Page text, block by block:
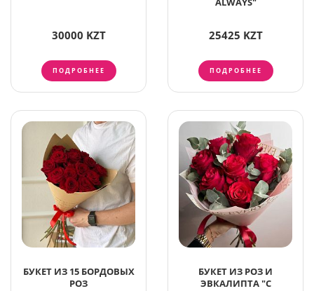
30000 KZT
ПОДРОБНЕЕ
25425 KZT
ПОДРОБНЕЕ
БУКЕТ ИЗ 15 БОРДОВЫХ
РОЗ
БУКЕТ ИЗ РОЗ И
ЭВКАЛИПТА "С